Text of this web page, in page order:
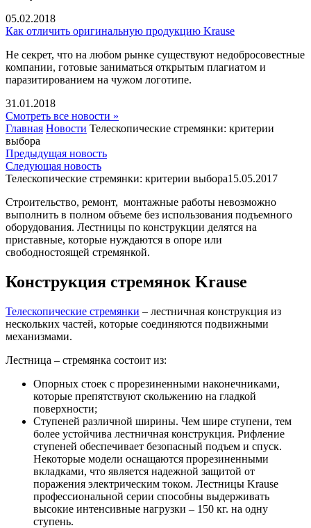
05.02.2018
Как отличить оригинальную продукцию Krause
Не секрет, что на любом рынке существуют недобросовестные
компании, готовые заниматься открытым плагиатом и
паразитированием на чужом логотипе.
31.01.2018
Смотреть все новости »
Главная Новости Телескопические стремянки: критерии
выбора
Предыдущая новость
Следующая новость
Телескопические стремянки: критерии выбора15.05.2017
Строительство, ремонт, монтажные работы невозможно
выполнить в полном объеме без использования подъемного
оборудования. Лестницы по конструкции делятся на
приставные, которые нуждаются в опоре или
свободностоящей стремянкой.
Конструкция стремянок Krause
Телескопические стремянки – лестничная конструкция из
нескольких частей, которые соединяются подвижными
механизмами.
Лестница – стремянка состоит из:
Опорных стоек с прорезиненными наконечниками,
которые препятствуют скольжению на гладкой
поверхности;
Ступеней различной ширины. Чем шире ступени, тем
более устойчива лестничная конструкция. Рифление
ступеней обеспечивает безопасный подъем и спуск.
Некоторые модели оснащаются прорезиненными
вкладками, что является надежной защитой от
поражения электрическим током. Лестницы Krause
профессиональной серии способны выдерживать
высокие интенсивные нагрузки – 150 кг. на одну
ступень.